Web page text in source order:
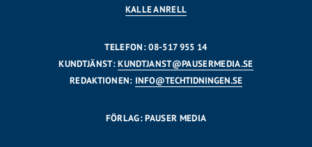
KALLE ANRELL
TELEFON: 08-517 955 14
KUNDTJÄNST:KUNDTJANST@PAUSERMEDIA.SE
REDAKTIONEN: INFO@TECHTIDNINGEN.SE
FÖRLAG: PAUSER MEDIA